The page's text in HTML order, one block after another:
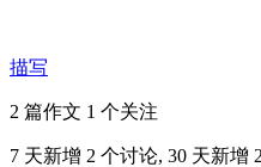
描写
2 篇作文 1 个关注
7 天新增 2 个讨论, 30 天新增